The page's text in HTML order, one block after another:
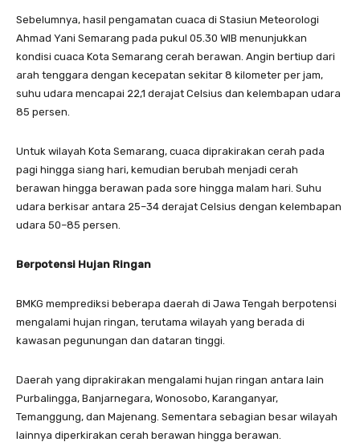
Sebelumnya, hasil pengamatan cuaca di Stasiun Meteorologi
Ahmad Yani Semarang pada pukul 05.30 WIB menunjukkan
kondisi cuaca Kota Semarang cerah berawan. Angin bertiup dari
arah tenggara dengan kecepatan sekitar 8 kilometer per jam,
suhu udara mencapai 22,1 derajat Celsius dan kelembapan udara
85 persen.
Untuk wilayah Kota Semarang, cuaca diprakirakan cerah pada
pagi hingga siang hari, kemudian berubah menjadi cerah
berawan hingga berawan pada sore hingga malam hari. Suhu
udara berkisar antara 25–34 derajat Celsius dengan kelembapan
udara 50–85 persen.
Berpotensi Hujan Ringan
BMKG memprediksi beberapa daerah di Jawa Tengah berpotensi
mengalami hujan ringan, terutama wilayah yang berada di
kawasan pegunungan dan dataran tinggi.
Daerah yang diprakirakan mengalami hujan ringan antara lain
Purbalingga, Banjarnegara, Wonosobo, Karanganyar,
Temanggung, dan Majenang. Sementara sebagian besar wilayah
lainnya diperkirakan cerah berawan hingga berawan.